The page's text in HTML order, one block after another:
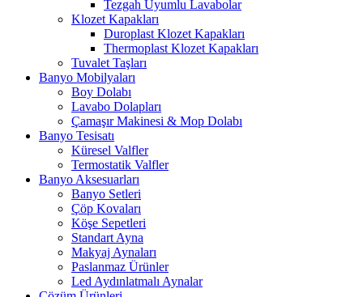
Tezgah Uyumlu Lavabolar
Klozet Kapakları
Duroplast Klozet Kapakları
Thermoplast Klozet Kapakları
Tuvalet Taşları
Banyo Mobilyaları
Boy Dolabı
Lavabo Dolapları
Çamaşır Makinesi & Mop Dolabı
Banyo Tesisatı
Küresel Valfler
Termostatik Valfler
Banyo Aksesuarları
Banyo Setleri
Çöp Kovaları
Köşe Sepetleri
Standart Ayna
Makyaj Aynaları
Paslanmaz Ürünler
Led Aydınlatmalı Aynalar